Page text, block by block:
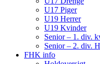
U17 Piger
U19 Herrer
U19 Kvinder
Senior – 1. div.
Senior – 2. div.
FHK info